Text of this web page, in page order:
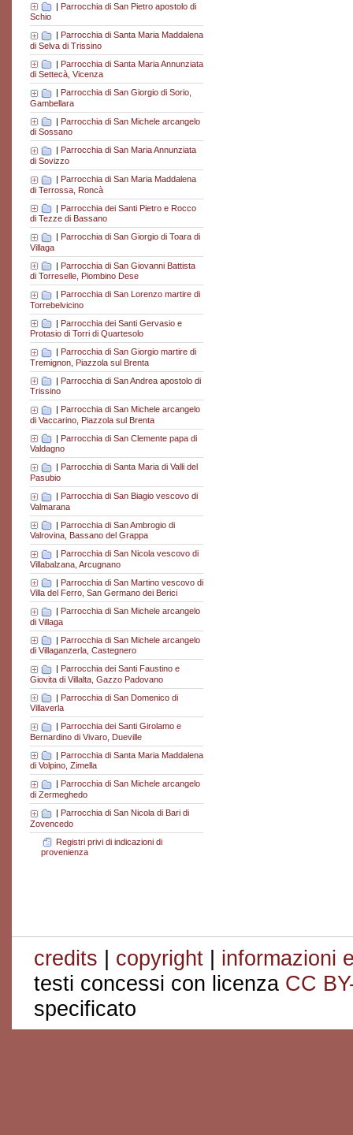
| Parrocchia di San Pietro apostolo di
Schio
Parrocchia di Santa Maria Maddalena
di Selva di Trissino
| Parrocchia di Santa Maria Annunziata
di Settecà, Vicenza
Parrocchia di San Giorgio di Sorio,
Gambellara
| Parrocchia di San Michele arcangelo
di Sossano
Parrocchia di San Maria Annunziata
di Sovizzo
| Parrocchia di San Maria Maddalena
di Terrossa, Roncà
| Parrocchia dei Santi Pietro e Rocco
di Tezze di Bassano
| Parrocchia di San Giorgio di Toara di
Villaga
| Parrocchia di San Giovanni Battista
di Torreselle, Piombino Dese
| Parrocchia di San Lorenzo martire di
Torrebelvicino
| Parrocchia dei Santi Gervasio e
Protasio di Torri di Quartesolo
Parrocchia di San Giorgio martire di
Tremignon, Piazzola sul Brenta
| Parrocchia di San Andrea apostolo di
Trissino
Parrocchia di San Michele arcangelo
di Vaccarino, Piazzola sul Brenta
| Parrocchia di San Clemente papa di
Valdagno
Parrocchia di Santa Maria di Valli del
Pasubio
| Parrocchia di San Biagio vescovo di
Valmarana
| Parrocchia di San Ambrogio di
Valrovina, Bassano del Grappa
| Parrocchia di San Nicola vescovo di
Villabalzana, Arcugnano
| Parrocchia di San Martino vescovo di
Villa del Ferro, San Germano dei Berici
| Parrocchia di San Michele arcangelo
di Villaga
| Parrocchia di San Michele arcangelo
di Villaganzerla, Castegnero
Parrocchia dei Santi Faustino e
Giovita di Villalta, Gazzo Padovano
| Parrocchia di San Domenico di
Villaverla
Parrocchia dei Santi Girolamo e
Bernardino di Vivaro, Dueville
| Parrocchia di Santa Maria Maddalena
di Volpino, Zimella
Parrocchia di San Michele arcangelo
di Zermeghedo
| Parrocchia di San Nicola di Bari di
Zovencedo
Registri privi di indicazioni di
provenienza
credits | copyright | informazioni
testi concessi con licenza CC
specificato